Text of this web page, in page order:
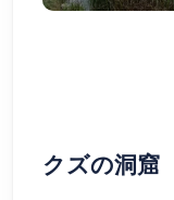
クズの洞窟